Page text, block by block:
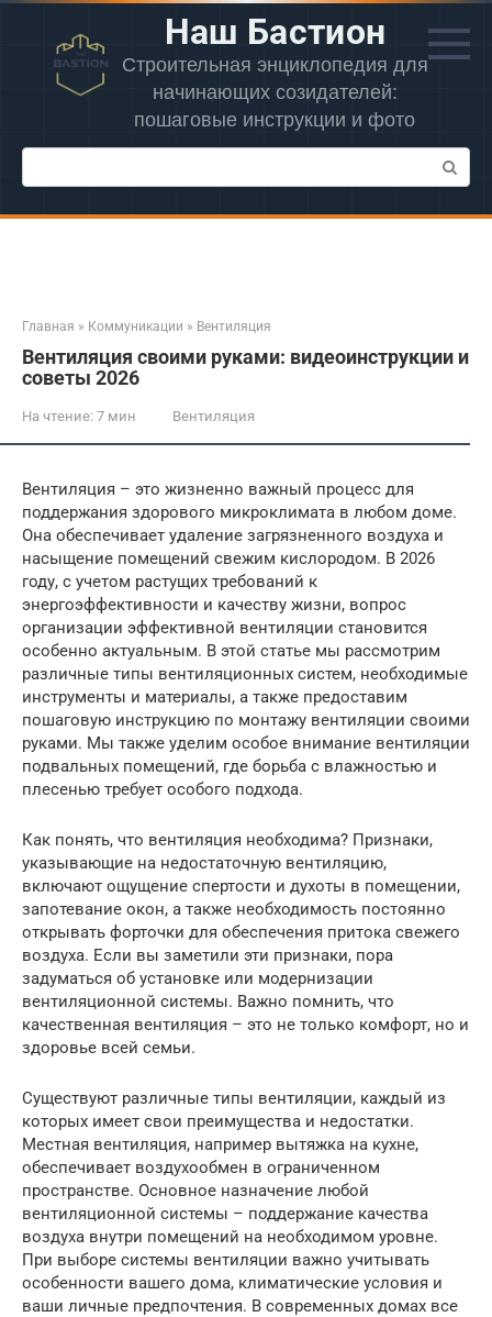
Перейти
контенту
Наш Бастион
Строительная энциклопедия для
начинающих созидателей:
пошаговые инструкции и фото
Поиск:
Главная » Коммуникации » Вентиляция
Вентиляция своими руками: видеоинструкции и
советы 2026
На чтение: 7 мин Вентиляция
Вентиляция – это жизненно важный процесс для
поддержания здорового микроклимата в любом доме.
Она обеспечивает удаление загрязненного воздуха и
насыщение помещений свежим кислородом. В 2026
году, с учетом растущих требований к
энергоэффективности и качеству жизни, вопрос
организации эффективной вентиляции становится
особенно актуальным. В этой статье мы рассмотрим
различные типы вентиляционных систем, необходимые
инструменты и материалы, а также предоставим
пошаговую инструкцию по монтажу вентиляции своими
руками. Мы также уделим особое внимание вентиляции
подвальных помещений, где борьба с влажностью и
плесенью требует особого подхода.
Как понять, что вентиляция необходима? Признаки,
указывающие на недостаточную вентиляцию,
включают ощущение спертости и духоты в помещении,
запотевание окон, а также необходимость постоянно
открывать форточки для обеспечения притока свежего
воздуха. Если вы заметили эти признаки, пора
задуматься об установке или модернизации
вентиляционной системы. Важно помнить, что
качественная вентиляция – это не только комфорт, но и
здоровье всей семьи.
Существуют различные типы вентиляции, каждый из
которых имеет свои преимущества и недостатки.
Местная вентиляция, например вытяжка на кухне,
обеспечивает воздухообмен в ограниченном
пространстве. Основное назначение любой
вентиляционной системы – поддержание качества
воздуха внутри помещений на необходимом уровне.
При выборе системы вентиляции важно учитывать
особенности вашего дома, климатические условия и
ваши личные предпочтения. В современных домах все